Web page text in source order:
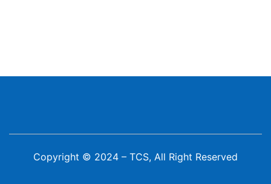
Copyright © 2024 – TCS, All Right Reserved